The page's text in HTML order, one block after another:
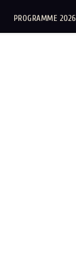
PROGRAMME 2026